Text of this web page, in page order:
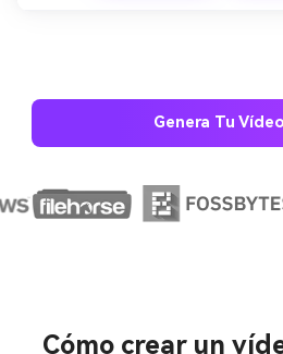
Genera Tu
Cómo crear un
ilimitadas.